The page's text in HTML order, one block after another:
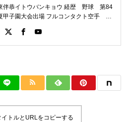
伴恭イトウバンキョウ 経歴 野球 第84
甲子園大会出場 フルコンタクト空手 日
ライト級新人王 FOKウェルター級王者
ライト級日本王者 トレーニング依頼は
イトルとURLをコピーする